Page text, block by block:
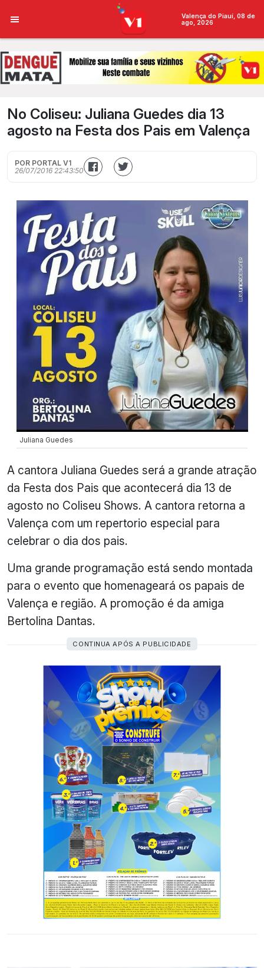
Valença do Piauí, 08 de
ago, 2026
No Coliseu: Juliana Guedes dia 13
agosto na Festa dos Pais em Valença
POR PORTAL V1
26/07/2016 22:43:50
Juliana Guedes
A cantora Juliana Guedes será a grande atração
da Festa dos Pais que acontecerá dia 13 de
agosto no Coliseu Shows. A cantora retorna a
Valença com um repertorio especial para
celebrar o dia dos pais.
Uma grande programação está sendo montada
para o evento que homenageará os papais de
Valença e região. A promoção é da amiga
Bertolina Dantas.
CONTINUA APÓS A PUBLICIDADE